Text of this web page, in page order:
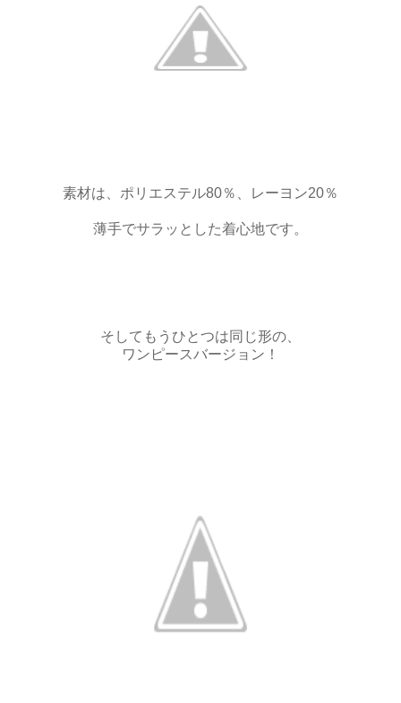
素材は、ポリエステル80％、レーヨン20％
薄手でサラッとした着心地です。
そしてもうひとつは同じ形の、
ワンピースバージョン！